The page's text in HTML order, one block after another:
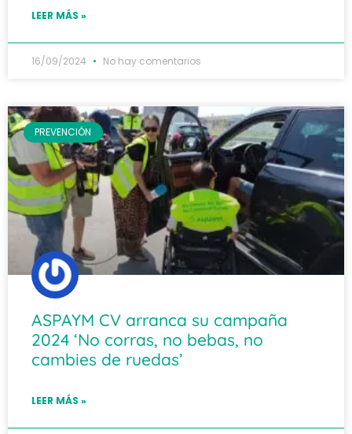
LEER MÁS »
16/09/2024 No hay comentarios
PREVENCIÓN
ASPAYM CV arranca su campaña
2024 ‘No corras, no bebas, no
cambies de ruedas’
LEER MÁS »